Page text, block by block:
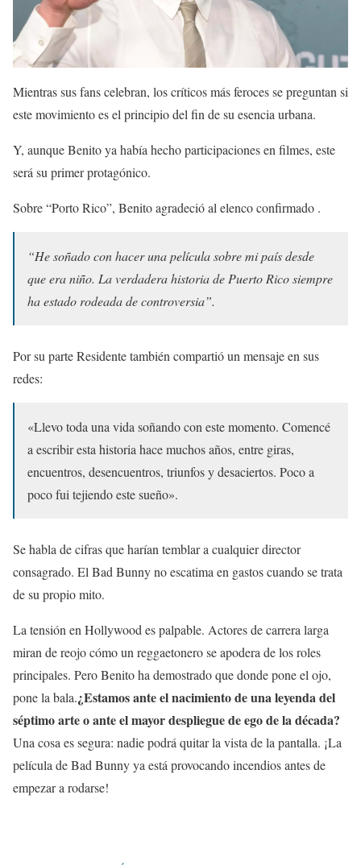
Mientras sus fans celebran, los críticos más feroces se preguntan si
este movimiento es el principio del fin de su esencia urbana.
Y, aunque Benito ya había hecho participaciones en filmes, este
será su primer protagónico.
Sobre “Porto Rico”, Benito agradeció al elenco confirmado .
“He soñado con hacer una película sobre mi país desde
que era niño. La verdadera historia de Puerto Rico siempre
ha estado rodeada de controversia”.
Por su parte Residente también compartió un mensaje en sus
redes:
«Llevo toda una vida soñando con este momento. Comencé
a escribir esta historia hace muchos años, entre giras,
encuentros, desencuentros, triunfos y desaciertos. Poco a
poco fui tejiendo este sueño».
Se habla de cifras que harían temblar a cualquier director
consagrado. El Bad Bunny no escatima en gastos cuando se trata
de su propio mito.
La tensión en Hollywood es palpable. Actores de carrera larga
miran de reojo cómo un reggaetonero se apodera de los roles
principales. Pero Benito ha demostrado que donde pone el ojo,
pone la bala.¿Estamos ante el nacimiento de una leyenda del
séptimo arte o ante el mayor despliegue de ego de la década?
Una cosa es segura: nadie podrá quitar la vista de la pantalla. ¡La
película de Bad Bunny ya está provocando incendios antes de
empezar a rodarse!